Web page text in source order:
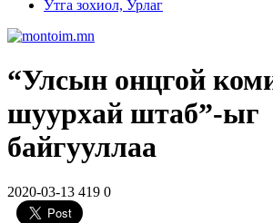
Утга зохиол, Урлаг
“Улсын онцгой
шуурхай штаб”-ыг
байгууллаа
2020-03-13 419 0